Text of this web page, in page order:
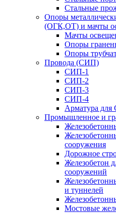
Стальные
Опоры
(ОГК,ОТ) и мачты
Мачты
Опоры
Опоры
Провода (СИП)
СИП-1
СИП-2
СИП-3
СИП-4
Арматура
Промышленное и
сооружения
Дорожное
Железобетон
сооружений
и туннелей
Мостовые